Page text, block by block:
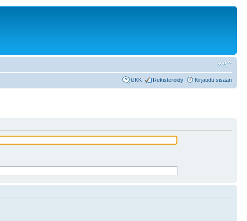
UKK Rekisteröidy Kirjaudu sisään